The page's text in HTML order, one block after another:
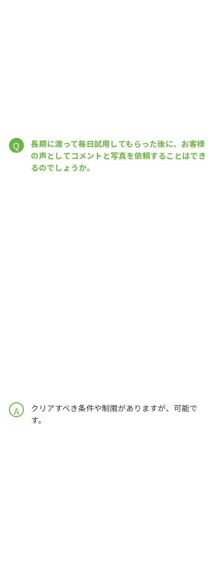
Q
長期に渡って毎日試用してもらった後に、お客様
の声としてコメントと写真を依頼することはでき
るのでしょうか。
A
クリアすべき条件や制限がありますが、可能で
す。